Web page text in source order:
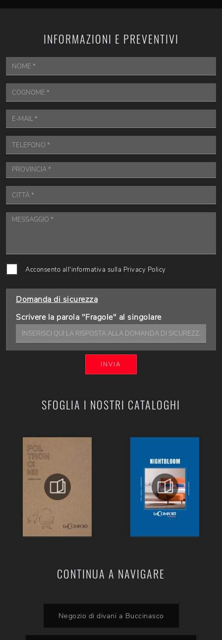
SFOGLIA I NOSTRI CATALOGHI
CONTINUA A NAVIGARE
Negozio di divani a Buccinasco
INFORMAZIONI E PREVENTIVI
Acconsento all'informativa sulla Privacy Policy
Domanda di sicurezza
Scrivere la parola "Fragole" al singolare
INVIA